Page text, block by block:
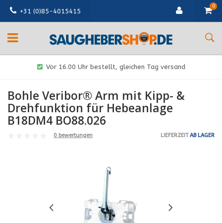
+31 (0)85-4015415
0
Vor 16.00 Uhr bestellt, gleichen Tag versand
Bohle Veribor® Arm mit Kipp- &
Drehfunktion für Hebeanlage
B18DM4 BO88.026
0 bewertungen LIEFERZEITAB LAGER